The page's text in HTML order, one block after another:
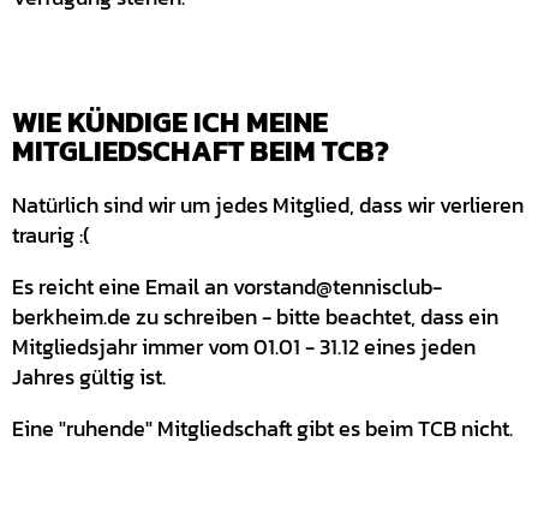
WIE KÜNDIGE ICH MEINE
MITGLIEDSCHAFT BEIM TCB?
Natürlich sind wir um jedes Mitglied, dass wir verlieren
traurig :(
Es reicht eine Email an vorstand@tennisclub-
berkheim.de zu schreiben - bitte beachtet, dass ein
Mitgliedsjahr immer vom 01.01 - 31.12 eines jeden
Jahres gültig ist.
Eine "ruhende" Mitgliedschaft gibt es beim TCB nicht.